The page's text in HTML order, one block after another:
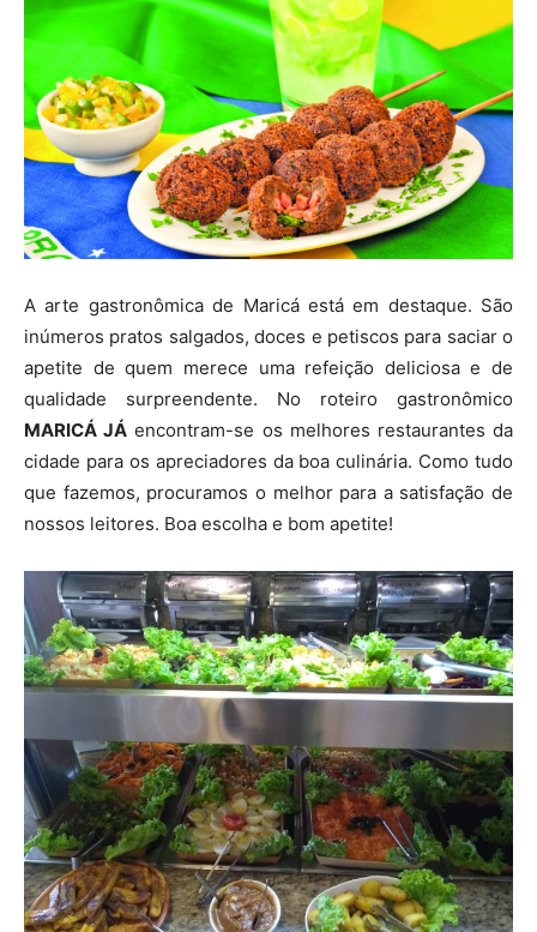
A arte gastronômica de Maricá está em destaque. São
inúmeros pratos salgados, doces e petiscos para saciar o
apetite de quem merece uma refeição deliciosa e de
qualidade surpreendente. No roteiro gastronômico
MARICÁ JÁ encontram-se os melhores restaurantes da
cidade para os apreciadores da boa culinária. Como tudo
que fazemos, procuramos o melhor para a satisfação de
nossos leitores. Boa escolha e bom apetite!